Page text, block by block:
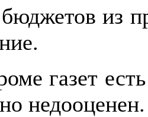
из
газет
недооценен.